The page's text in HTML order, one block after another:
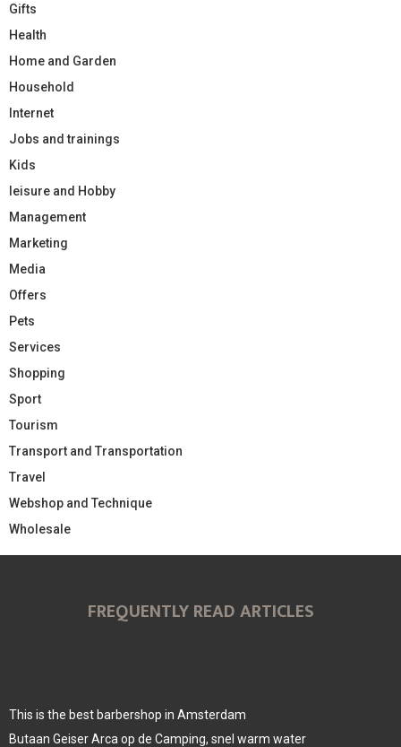
Gifts
Health
Home and Garden
Household
Internet
Jobs and trainings
Kids
leisure and Hobby
Management
Marketing
Media
Offers
Pets
Services
Shopping
Sport
Tourism
Transport and Transportation
Travel
Webshop and Technique
Wholesale
FREQUENTLY READ ARTICLES
This is the best barbershop in Amsterdam
Butaan Geiser Arca op de Camping, snel warm water